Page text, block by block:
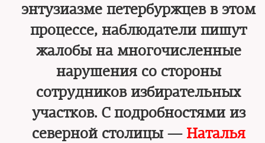
энтузиазме петербуржцев в этом
процессе, наблюдатели пишут
жалобы на многочисленные
нарушения со стороны
сотрудников избирательных
участков. С подробностями из
северной столицы — Наталья